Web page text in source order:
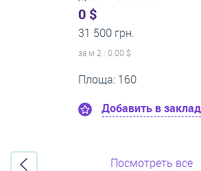
0 $
21 500 грн.
за м 2 : 0.00 $
Этаж:8
Посмотреть все